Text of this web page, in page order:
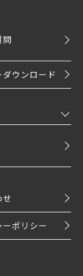
問
ウンロード
せ
ポリシー